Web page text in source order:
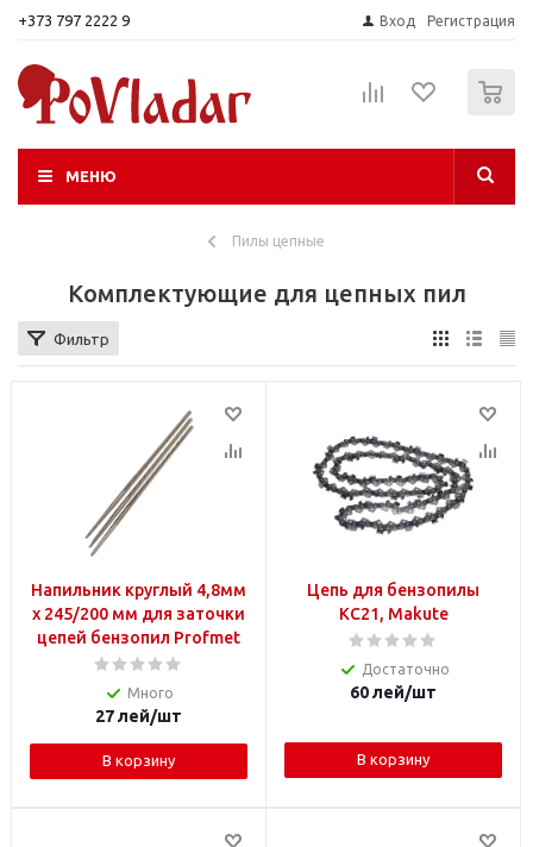
+373 797 2222 9 Вход Регистрация
МЕНЮ
Пилы цепные
Комплектующие для цепных пил
Фильтр
Напильник круглый 4,8мм
х 245/200 мм для заточки
цепей бензопил Profmet
Много
27лей/шт
В корзину
Цепь для бензопилы
KC21, Makute
Достаточно
60лей/шт
В корзину